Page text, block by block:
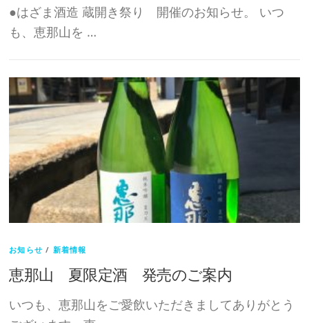
●はざま酒造 蔵開き祭り 開催のお知らせ。 いつ
も、恵那山を …
お知らせ / 新着情報
恵那山 夏限定酒 発売のご案内
いつも、恵那山をご愛飲いただきましてありがとう